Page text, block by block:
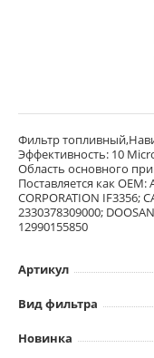
Фильтр
Эффективность: 10
Область основного
Поставляется как OEM:
CORPORATION IF3356;
2330378309000;
12990155850
Артикул
Вид фильтра
Новинка